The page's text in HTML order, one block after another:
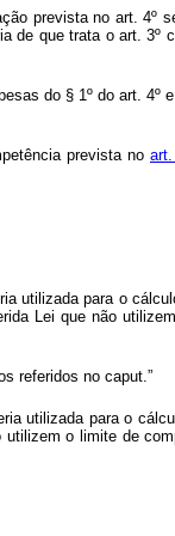
prevista no art. 4º
de que trata o art. 3º
do § 1º do art. 4º
prevista no
utilizada para o
Lei que não
referidos no caput.”
utilizada para o
o limite de